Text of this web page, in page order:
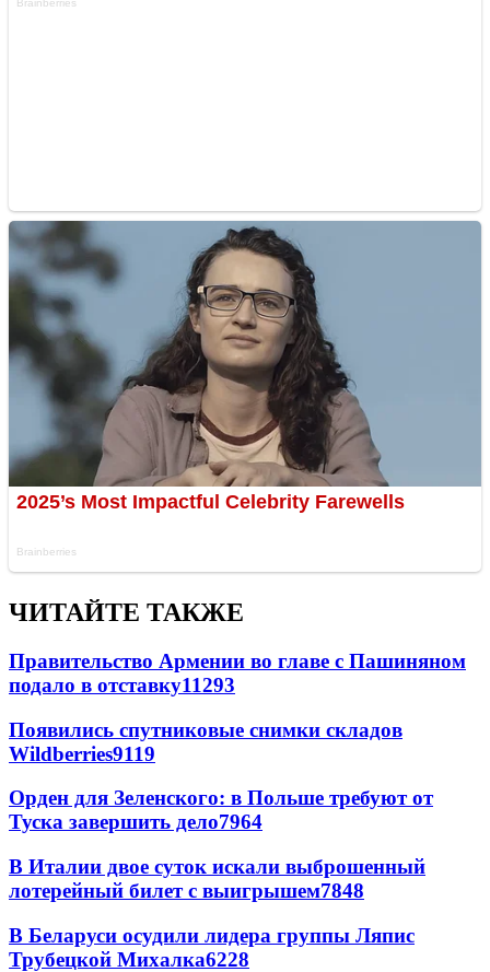
ЧИТАЙТЕ ТАКЖЕ
Правительство Армении во главе с Пашиняном
подало в отставку11293
Появились спутниковые снимки складов
Wildberries9119
Орден для Зеленского: в Польше требуют от
Туска завершить дело7964
В Италии двое суток искали выброшенный
лотерейный билет с выигрышем7848
В Беларуси осудили лидера группы Ляпис
Трубецкой Михалка6228